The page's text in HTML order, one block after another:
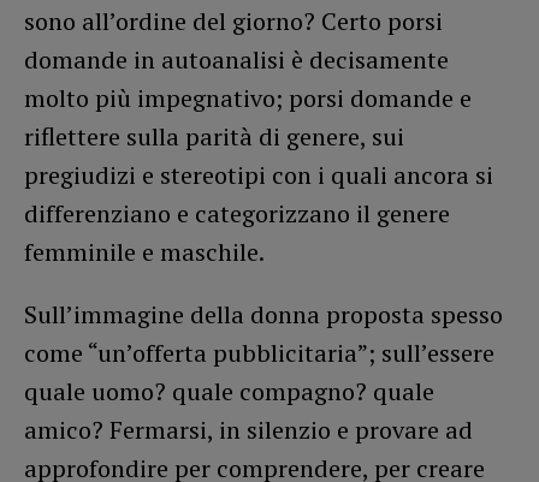
sono all’ordine del giorno? Certo porsi
domande in autoanalisi è decisamente
molto più impegnativo; porsi domande e
riflettere sulla parità di genere, sui
pregiudizi e stereotipi con i quali ancora si
differenziano e categorizzano il genere
femminile e maschile.
Sull’immagine della donna proposta spesso
come “un’offerta pubblicitaria”; sull’essere
quale uomo? quale compagno? quale
amico? Fermarsi, in silenzio e provare ad
approfondire per comprendere, per creare